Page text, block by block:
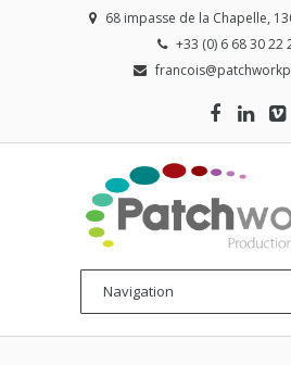
68 impasse de la Chapelle,
+33 (0) 6 68 30 22